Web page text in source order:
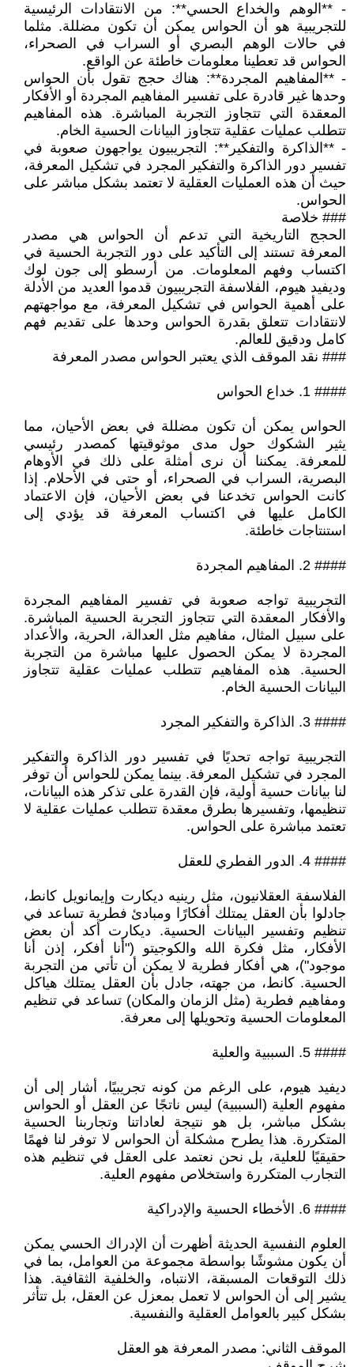
- **الوهم والخداع الحسي**: من الانتقادات الرئيسية
للتجريبية هو أن الحواس يمكن أن تكون مضللة. مثلما
في حالات الوهم البصري أو السراب في الصحراء،
الحواس قد تعطينا معلومات خاطئة عن الواقع.
- **المفاهيم المجردة**: هناك حجج تقول بأن الحواس
وحدها غير قادرة على تفسير المفاهيم المجردة أو الأفكار
المعقدة التي تتجاوز التجربة المباشرة. هذه المفاهيم
تتطلب عمليات عقلية تتجاوز البيانات الحسية الخام.
- **الذاكرة والتفكير**: التجريبيون يواجهون صعوبة في
تفسير دور الذاكرة والتفكير المجرد في تشكيل المعرفة،
حيث أن هذه العمليات العقلية لا تعتمد بشكل مباشر على
الحواس.
### خلاصة
الحجج التاريخية التي تدعم أن الحواس هي مصدر
المعرفة تستند إلى التأكيد على دور التجربة الحسية في
اكتساب وفهم المعلومات. من أرسطو إلى جون لوك
وديفيد هيوم، الفلاسفة التجريبيون قدموا العديد من الأدلة
على أهمية الحواس في تشكيل المعرفة، مع مواجهتهم
لانتقادات تتعلق بقدرة الحواس وحدها على تقديم فهم
كامل ودقيق للعالم.
### نقد الموقف الذي يعتبر الحواس مصدر المعرفة
#### 1. خداع الحواس
الحواس يمكن أن تكون مضللة في بعض الأحيان، مما
يثير الشكوك حول مدى موثوقيتها كمصدر رئيسي
للمعرفة. يمكننا أن نرى أمثلة على ذلك في الأوهام
البصرية، السراب في الصحراء، أو حتى في الأحلام. إذا
كانت الحواس تخدعنا في بعض الأحيان، فإن الاعتماد
الكامل عليها في اكتساب المعرفة قد يؤدي إلى
استنتاجات خاطئة.
#### 2. المفاهيم المجردة
التجريبية تواجه صعوبة في تفسير المفاهيم المجردة
والأفكار المعقدة التي تتجاوز التجربة الحسية المباشرة.
على سبيل المثال، مفاهيم مثل العدالة، الحرية، والأعداد
المجردة لا يمكن الحصول عليها مباشرة من التجربة
الحسية. هذه المفاهيم تتطلب عمليات عقلية تتجاوز
البيانات الحسية الخام.
#### 3. الذاكرة والتفكير المجرد
التجريبية تواجه تحديًا في تفسير دور الذاكرة والتفكير
المجرد في تشكيل المعرفة. بينما يمكن للحواس أن توفر
لنا بيانات حسية أولية، فإن القدرة على تذكر هذه البيانات،
تنظيمها، وتفسيرها بطرق معقدة تتطلب عمليات عقلية لا
تعتمد مباشرة على الحواس.
#### 4. الدور الفطري للعقل
الفلاسفة العقلانيون، مثل رينيه ديكارت وإيمانويل كانط،
جادلوا بأن العقل يمتلك أفكارًا ومبادئ فطرية تساعد في
تنظيم وتفسير البيانات الحسية. ديكارت أكد أن بعض
الأفكار، مثل فكرة الله والكوجيتو ("أنا أفكر، إذن أنا
موجود")، هي أفكار فطرية لا يمكن أن تأتي من التجربة
الحسية. كانط، من جهته، جادل بأن العقل يمتلك هياكل
ومفاهيم فطرية (مثل الزمان والمكان) تساعد في تنظيم
المعلومات الحسية وتحويلها إلى معرفة.
#### 5. السببية والعلية
ديفيد هيوم، على الرغم من كونه تجريبيًا، أشار إلى أن
مفهوم العلية (السببية) ليس ناتجًا عن العقل أو الحواس
بشكل مباشر، بل هو نتيجة لعاداتنا وتجاربنا الحسية
المتكررة. هذا يطرح مشكلة أن الحواس لا توفر لنا فهمًا
حقيقيًا للعلية، بل نحن نعتمد على العقل في تنظيم هذه
التجارب المتكررة واستخلاص مفهوم العلية.
#### 6. الأخطاء الحسية والإدراكية
العلوم النفسية الحديثة أظهرت أن الإدراك الحسي يمكن
أن يكون مشوشًا بواسطة مجموعة من العوامل، بما في
ذلك التوقعات المسبقة، الانتباه، والخلفية الثقافية. هذا
يشير إلى أن الحواس لا تعمل بمعزل عن العقل، بل تتأثر
بشكل كبير بالعوامل العقلية والنفسية.
الموقف الثاني: مصدر المعرفة هو العقل